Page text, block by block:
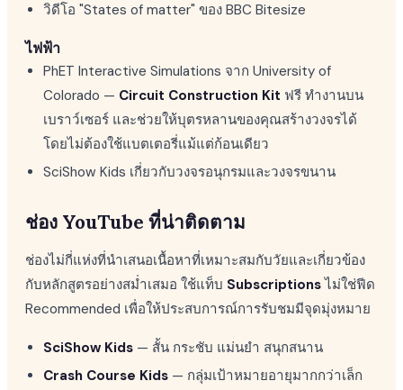
วิดีโอ "States of matter" ของ BBC Bitesize
ไฟฟ้า
PhET Interactive Simulations จาก University of
Colorado — Circuit Construction Kit ฟรี ทำงานบน
เบราว์เซอร์ และช่วยให้บุตรหลานของคุณสร้างวงจรได้
โดยไม่ต้องใช้แบตเตอรี่แม้แต่ก้อนเดียว
SciShow Kids เกี่ยวกับวงจรอนุกรมและวงจรขนาน
ช่อง YouTube ที่น่าติดตาม
ช่องไม่กี่แห่งที่นำเสนอเนื้อหาที่เหมาะสมกับวัยและเกี่ยวข้อง
กับหลักสูตรอย่างสม่ำเสมอ ใช้แท็บ Subscriptionsไม่ใช่ฟีด
Recommended เพื่อให้ประสบการณ์การรับชมมีจุดมุ่งหมาย
SciShow Kids — สั้น กระชับ แม่นยำ สนุกสนาน
Crash Course Kids — กลุ่มเป้าหมายอายุมากกว่าเล็ก